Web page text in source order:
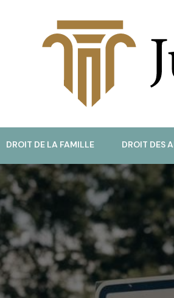
JuriClic
DROIT DE LA FAMILLE DROIT DES